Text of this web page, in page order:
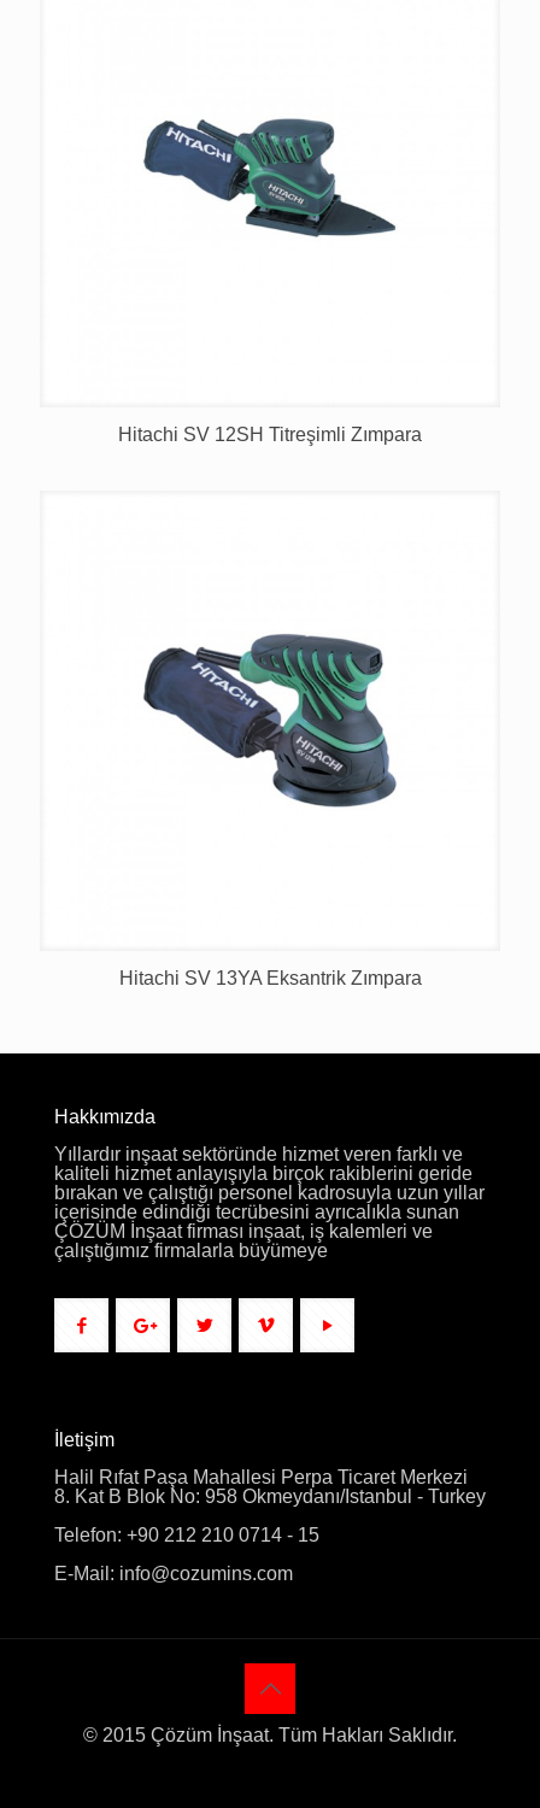
Hitachi SV 12SH Titreşimli Zımpara
Hitachi SV 13YA Eksantrik Zımpara
Hakkımızda
Yıllardır inşaat sektöründe hizmet veren farklı ve
kaliteli hizmet anlayışıyla birçok rakiblerini geride
bırakan ve çalıştığı personel kadrosuyla uzun yıllar
içerisinde edindiği tecrübesini ayrıcalıkla sunan
ÇÖZÜM İnşaat firması inşaat, iş kalemleri ve
çalıştığımız firmalarla büyümeye
İletişim
Halil Rıfat Paşa Mahallesi Perpa Ticaret Merkezi
8. Kat B Blok No: 958 Okmeydanı/Istanbul - Turkey
Telefon: +90 212 210 0714 - 15
E-Mail: info@cozumins.com
© 2015 Çözüm İnşaat. Tüm Hakları Saklıdır.